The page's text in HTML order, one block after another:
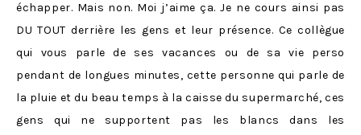
échapper. Mais non. Moi j’aime ça. Je ne cours ainsi pas
DU TOUT derrière les gens et leur présence. Ce collègue
qui vous parle de ses vacances ou de sa vie perso
pendant de longues minutes, cette personne qui parle de
la pluie et du beau temps à la caisse du supermarché, ces
gens qui ne supportent pas les blancs dans les